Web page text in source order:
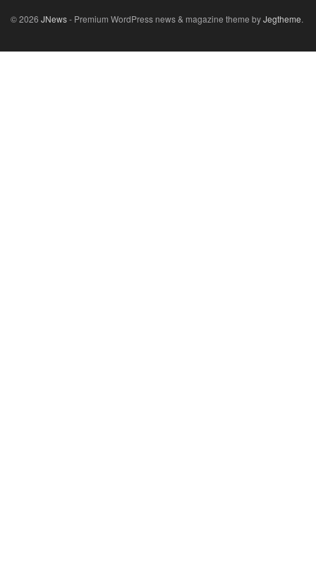
© 2026 JNews- Premium WordPress news & magazine theme byJegtheme.